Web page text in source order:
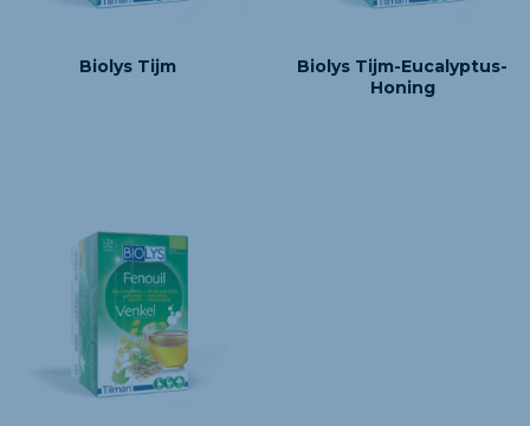
Biolys Tijm
Biolys Tijm-Eucalyptus-
Honing